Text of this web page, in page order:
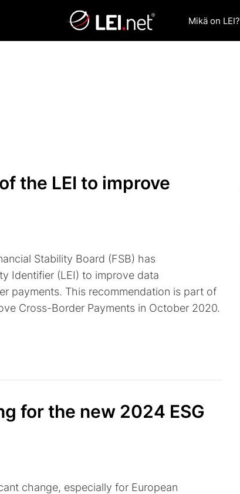
Mikä on LEI?
the LEI to improve
Stability Board (FSB) has
Identifier (LEI) to improve data
payments. This recommendation is part of
Cross-Border Payments in October 2020.
for the new 2024 ESG
change, especially for European